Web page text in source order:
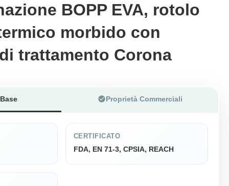
BOPP EVA, rotolo
morbido con
trattamento Corona
BOPP EVA, rotolo
morbido con
trattamento Corona
Proprietà Commerciali
CERTIFICATO
FDA, EN 71-3, CPSIA, REACH